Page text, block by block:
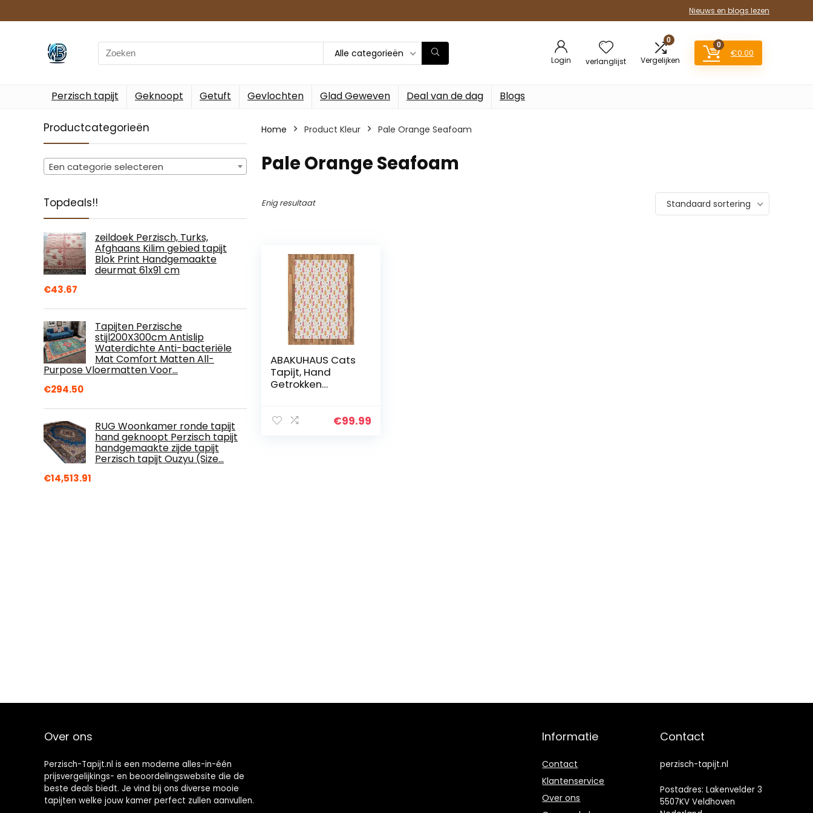
Nieuws en blogs lezen
Search
for:
Alle categorieën
Login verlanglijst
0
Vergelijken
0
€0.00
Perzisch tapijt Geknoopt Getuft Gevlochten Glad Geweven Deal van de dag Blogs
Productcategorieën
Een categorie selecteren
Topdeals!!
zeildoek Perzisch, Turks,
Afghaans Kilim gebied tapijt
Blok Print Handgemaakte
deurmat 61x91 cm
€43.67
Tapijten Perzische
stijl200X300cm Antislip
Waterdichte Anti-bacteriële
Mat Comfort Matten All-
Purpose Vloermatten Voor…
€294.50
RUG Woonkamer ronde tapijt
hand geknoopt Perzisch tapijt
handgemaakte zijde tapijt
Perzisch tapijt Ouzyu (Size…
€14,513.91
Home Product Kleur ‎Pale Orange Seafoam
‎Pale Orange Seafoam
Enig resultaat Standaard sortering
ABAKUHAUS Cats
Tapijt, Hand
Getrokken
Vloerkleed voor
€99.99
Over ons
Perzisch-Tapijt.nl is een moderne alles-in-één
prijsvergelijkings- en beoordelingswebsite die de
beste deals biedt. Je vind bij ons diverse mooie
tapijten welke jouw kamer perfect zullen aanvullen.
Informatie
Contact
Klantenservice
Over ons
Contact
perzisch-tapijt.nl
Postadres: Lakenvelder 3
5507KV Veldhoven